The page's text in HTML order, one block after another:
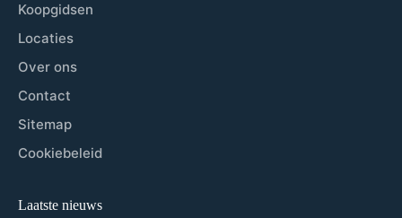
Koopgidsen
Locaties
Over ons
Contact
Sitemap
Cookiebeleid
Laatste nieuws